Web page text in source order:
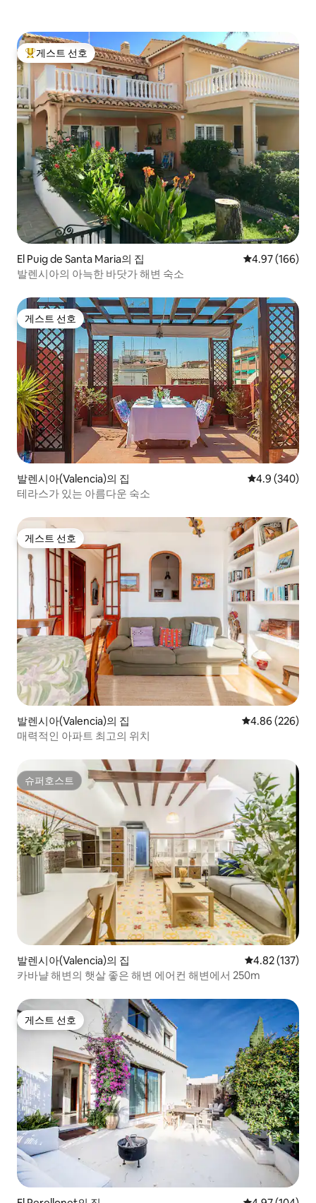
상위 게스트 선호
게스트 선호
El Puig de Santa Maria의 집 평점 4.97점(5
4.97 (166)
발렌시아의 아늑한 바닷가 해변 숙소
게스트 선호
게스트 선호
발렌시아(Valencia)의 집 평점 4.9점(5
4.9 (340)
테라스가 있는 아름다운 숙소
게스트 선호
게스트 선호
발렌시아(Valencia)의 집 평점 4.86점(5
4.86 (226)
매력적인 아파트 최고의 위치
슈퍼호스트
슈퍼호스트
발렌시아(Valencia)의 집 평점 4.82점(5
4.82 (137)
카바냘 해변의 햇살 좋은 해변 에어컨 해변에서 250m
게스트 선호
게스트 선호